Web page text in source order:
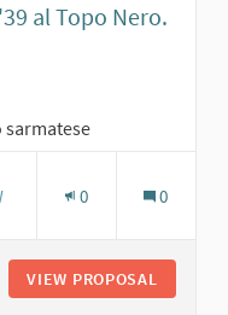
al Topo Nero.
0 0
VIEW PROPOSAL